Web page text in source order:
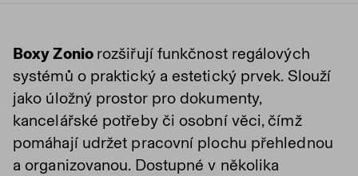
Boxy Zonio rozšiřují funkčnost regálových
systémů o praktický a estetický prvek. Slouží
jako úložný prostor pro dokumenty,
kancelářské potřeby či osobní věci, čímž
pomáhají udržet pracovní plochu přehlednou
a organizovanou. Dostupné v několika